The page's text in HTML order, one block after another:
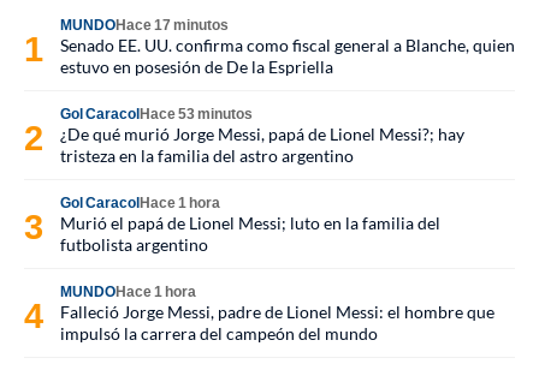
MUNDOHace 17 minutos
Senado EE. UU. confirma como fiscal general a Blanche, quien
estuvo en posesión de De la Espriella
Gol CaracolHace 53 minutos
¿De qué murió Jorge Messi, papá de Lionel Messi?; hay
tristeza en la familia del astro argentino
Gol CaracolHace 1 hora
Murió el papá de Lionel Messi; luto en la familia del
futbolista argentino
MUNDOHace 1 hora
Falleció Jorge Messi, padre de Lionel Messi: el hombre que
impulsó la carrera del campeón del mundo